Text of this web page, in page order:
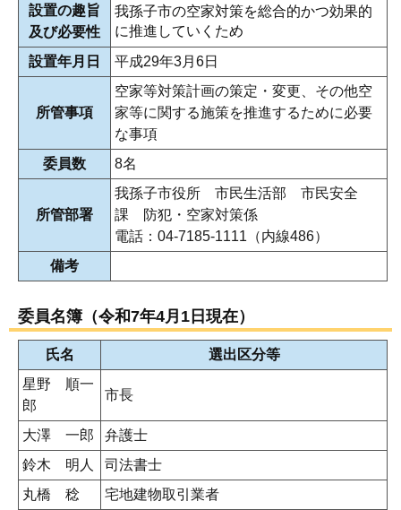
設置の趣旨
及び必要性
我孫子市の空家対策を総合的かつ効果的
に推進していくため
設置年月日
平成29年3月6日
所管事項
空家等対策計画の策定・変更、その他空
家等に関する施策を推進するために必要
な事項
委員数
8名
所管部署
我孫子市役所 市民生活部 市民安全
課 防犯・空家対策係
電話：04-7185-1111（内線486）
備考
委員名簿（令和7年4月1日現在）
氏名
選出区分等
星野 順一
郎
市長
大澤 一郎
弁護士
鈴木 明人
司法書士
丸橋 稔
宅地建物取引業者